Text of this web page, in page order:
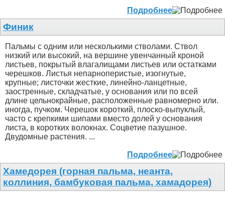
Подробнее
Финик
Пальмы с одним или несколькими стволами. Ствол
низкий или высокий, на вершине увенчанный кроной
листьев, покрытый влагалищами листьев или остатками
черешков. Листья непарноперистые, изогнутые,
крупные; листочки жесткие, линейно-ланцетные,
заостренные, складчатые, у основания или по всей
длине цельнокрайные, расположенные равномерно или.
иногда, пучком. Черешок короткий, плоско-выпуклый,
часто с крепкими шипами вместо долей у основания
листа, в коротких волокнах. Соцветие пазушное.
Двудомные растения. ...
Подробнее
Хамедорея (горная пальма, неанта,
коллиния, бамбуковая пальма, хамадорея)